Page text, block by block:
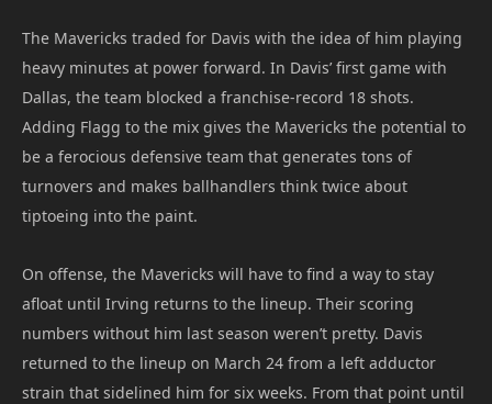
The Mavericks traded for Davis with the idea of him playing
heavy minutes at power forward. In Davis’ first game with
Dallas, the team blocked a franchise-record 18 shots.
Adding Flagg to the mix gives the Mavericks the potential to
be a ferocious defensive team that generates tons of
turnovers and makes ballhandlers think twice about
tiptoeing into the paint.
On offense, the Mavericks will have to find a way to stay
afloat until Irving returns to the lineup. Their scoring
numbers without him last season weren’t pretty. Davis
returned to the lineup on March 24 from a left adductor
strain that sidelined him for six weeks. From that point until